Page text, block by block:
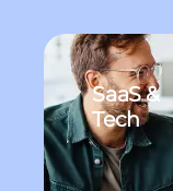
SaaS &
Tech